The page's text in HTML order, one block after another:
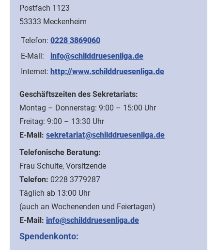
Postfach 1123
53333 Meckenheim
Telefon: 0228 3869060
E-Mail:
info@schilddruesenliga.de
Internet: http://www.schilddruesenliga.de
Geschäftszeiten des Sekretariats:
Montag – Donnerstag: 9:00 – 15:00 Uhr
Freitag: 9:00 – 13:30 Uhr
E-Mail: sekretariat@schilddruesenliga.de
Telefonische Beratung:
Frau Schulte, Vorsitzende
Telefon: 0228 3779287
Täglich ab 13:00 Uhr
(auch an Wochenenden und Feiertagen)
E-Mail: info@schilddruesenliga.de
Spendenkonto: